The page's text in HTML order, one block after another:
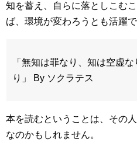
知を蓄え、自らに落としこむ
ば、環境が変わろうとも活躍
「無知は罪なり、知は空虚
り」 By ソクラテス
本を読むということは、その
なのかもしれません。